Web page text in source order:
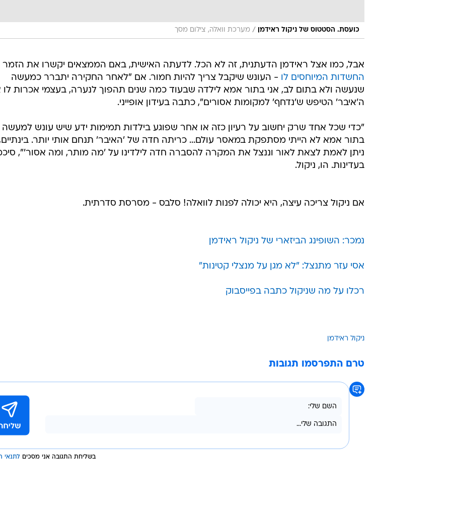
כועסת. הסטטוס של ניקול ראידמן / מערכת וואלה, צילום מסך
אבל, כמו אצל ראידמן הדעתנית, זה לא הכל. לדעתה האישית, באם הממצאים יקשרו את הזמר
החשדות המיוחסים לו - העונש שיקבל צריך להיות חמור. אם "לאחר החקירה יתברר כמעשה
שנעשה ולא בתום לב, אני בתור אמא לילדה שבעוד כמה שנים תהפוך לנערה, בעצמי אכרות
ה'איבר' הטיפש ש'נדחף' למקומות אסורים", כתבה בעידון אופייני.
"כדי שכל אחד שרק יחשוב על רעיון כזה או אחר שפוגע בילדות תמימות ידע שיש עונש למעשה
בתור אמא לא הייתי מסתפקת במאסר עולם... כריתה חדה של 'האיבר' תנחם אותי יותר.
ניתן לאמת לצאת לאור וננצל את המקרה להסברה חדה לילדינו על 'מה מותר, ומה אסור'",
בעדינות. הו, ניקול.
אם ניקול צריכה עיצה, היא יכולה לפנות לוואלה! סלבס - מסרסת סדרתית.
נמכר: השופינג הביזארי של ניקול ראידמן
אסי עזר מתנצל: "לא מגן על מנצלי קטינות"
רכלו על מה שניקול כתבה בפייסבוק
ניקול ראידמן
טרם התפרסמו תגובות
בשליחת התגובה אני מסכים לתנאי